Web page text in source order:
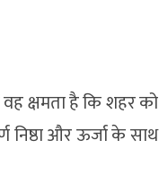
क्षमता है कि शहर को
और ऊर्जा के साथ